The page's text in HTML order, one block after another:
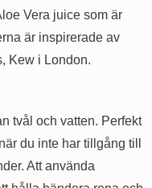
Vera juice som är
är inspirerade av
Kew i London.
tvål och vatten. Perfekt
du inte har tillgång till
Att använda